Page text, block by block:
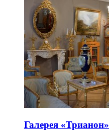
Галерея «Трианон»